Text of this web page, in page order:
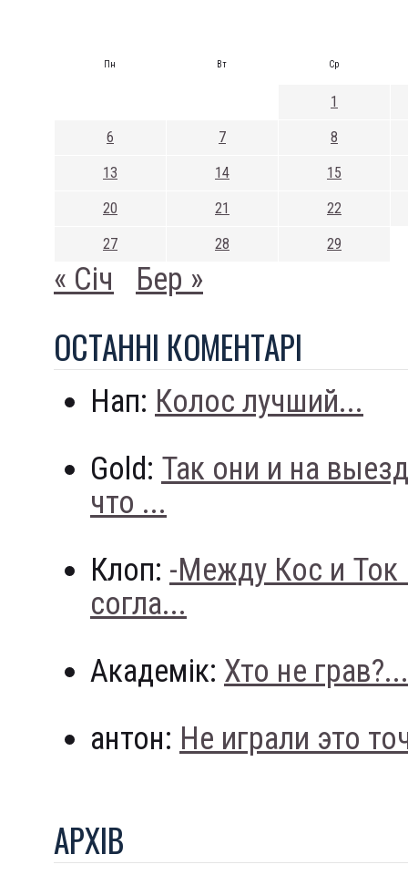
Пн Вт Ср
1
6 7 8
13 14 15
20 21 22
27 28 29
« Січ Бер »
ОСТАННI КОМЕНТАРI
Нап: Колос лучший...
Gold: Так они и на
что ...
Клоп: -Между Кос и
согла...
Академік: Хто не грав?...
антон: Не играли это
АРХIВ